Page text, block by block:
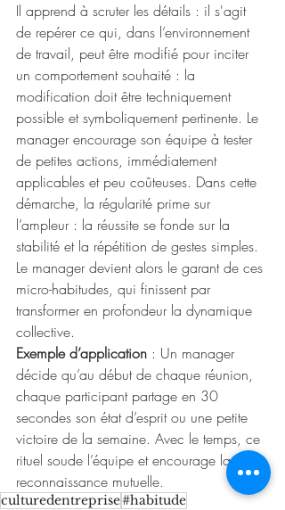
Il apprend à scruter les détails : il s'agit
de repérer ce qui, dans l’environnement
de travail, peut être modifié pour inciter
un comportement souhaité : la
modification doit être techniquement
possible et symboliquement pertinente. Le
manager encourage son équipe à tester
de petites actions, immédiatement
applicables et peu coûteuses. Dans cette
démarche, la régularité prime sur
l’ampleur : la réussite se fonde sur la
stabilité et la répétition de gestes simples.
Le manager devient alors le garant de ces
micro-habitudes, qui finissent par
transformer en profondeur la dynamique
collective.
Exemple d’application : Un manager
décide qu’au début de chaque réunion,
chaque participant partage en 30
secondes son état d’esprit ou une petite
victoire de la semaine. Avec le temps, ce
rituel soude l’équipe et encourage la
reconnaissance mutuelle.
culturedentreprise#habitude